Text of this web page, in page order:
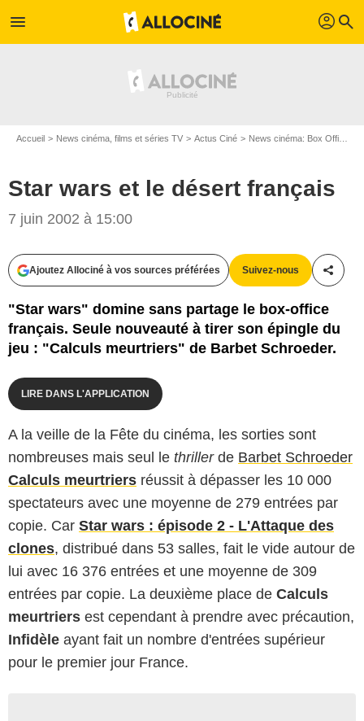
menu profil search
Accueil News cinéma, films et séries TV Actus Ciné News cinéma: Box Office
Star wars et le désert français
7 juin 2002 à 15:00
Ajoutez Allociné à vos sources préférées Suivez-nous
"Star wars" domine sans partage le box-office
français. Seule nouveauté à tirer son épingle du
jeu : "Calculs meurtriers" de Barbet Schroeder.
LIRE DANS L'APPLICATION
A la veille de la Fête du cinéma, les sorties sont
nombreuses mais seul le thrillerde Barbet Schroeder
Calculs meurtriers réussit à dépasser les 10 000
spectateurs avec une moyenne de 279 entrées par
copie. Car Star wars : épisode 2 - L'Attaque des
clones, distribué dans 53 salles, fait le vide autour de
lui avec 16 376 entrées et une moyenne de 309
entrées par copie. La deuxième place de Calculs
meurtriers est cependant à prendre avec précaution,
Infidèle ayant fait un nombre d'entrées supérieur
pour le premier jour France.